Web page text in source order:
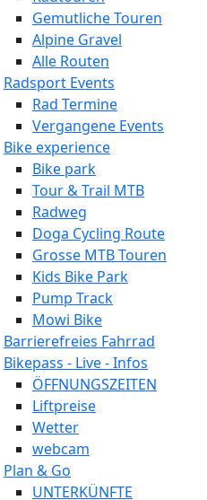
Gemutliche Touren
Alpine Gravel
Alle Routen
Radsport Events
Rad Termine
Vergangene Events
Bike experience
Bike park
Tour & Trail MTB
Radweg
Doga Cycling Route
Grosse MTB Touren
Kids Bike Park
Pump Track
Mowi Bike
Barrierefreies Fahrrad
Bikepass - Live - Infos
ÖFFNUNGSZEITEN
Liftpreise
Wetter
webcam
Plan & Go
UNTERKÜNFTE